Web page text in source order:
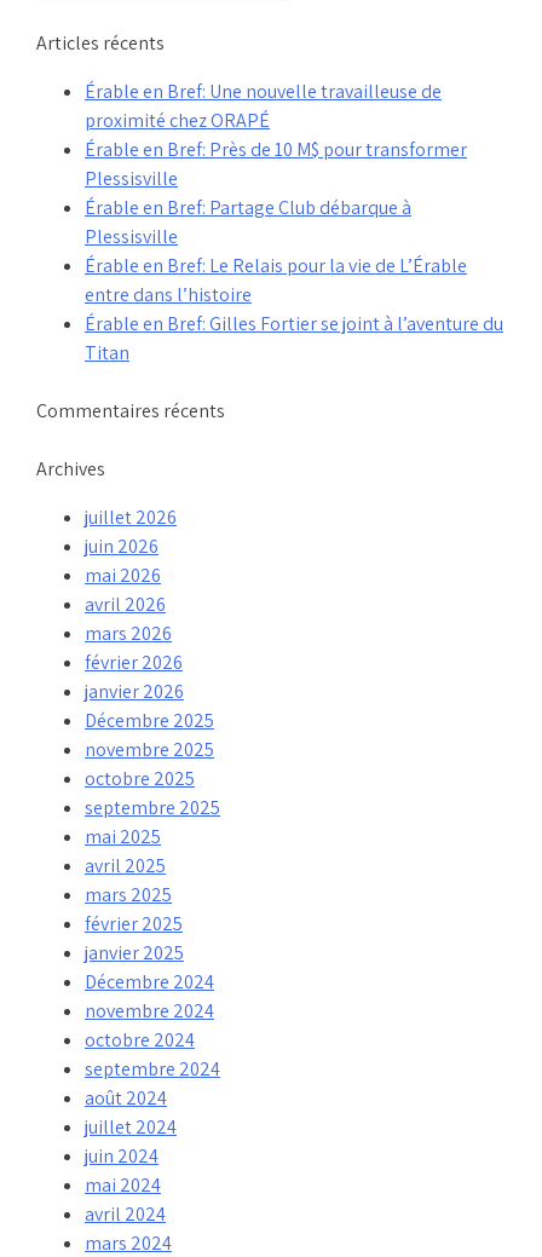
Articles récents
Érable en Bref: Une nouvelle travailleuse de
proximité chez ORAPÉ
Érable en Bref: Près de 10 M$ pour transformer
Plessisville
Érable en Bref: Partage Club débarque à
Plessisville
Érable en Bref: Le Relais pour la vie de L’Érable
entre dans l’histoire
Érable en Bref: Gilles Fortier se joint à l’aventure du
Titan
Commentaires récents
Archives
juillet 2026
juin 2026
mai 2026
avril 2026
mars 2026
février 2026
janvier 2026
Décembre 2025
novembre 2025
octobre 2025
septembre 2025
mai 2025
avril 2025
mars 2025
février 2025
janvier 2025
Décembre 2024
novembre 2024
octobre 2024
septembre 2024
août 2024
juillet 2024
juin 2024
mai 2024
avril 2024
mars 2024